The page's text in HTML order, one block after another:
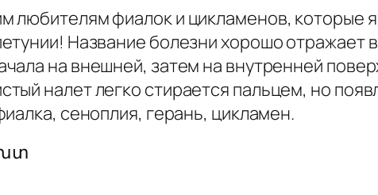
любителям фиалок и цикламенов,
Название болезни хорошо отражает
на внешней, затем на внутренней
налет легко стирается пальцем, но
сеноплия, герань, цикламен.